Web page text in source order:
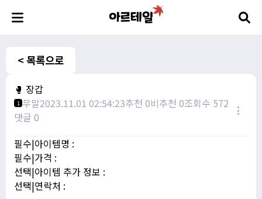
< 목록으로
🥊 장갑
1 무말2023.11.01 02:54:23추천 0비추천 0조회수 572
댓글 0
필수|아이템명 :
필수|가격 :
선택|아이템 추가 정보 :
선택|연락처 :